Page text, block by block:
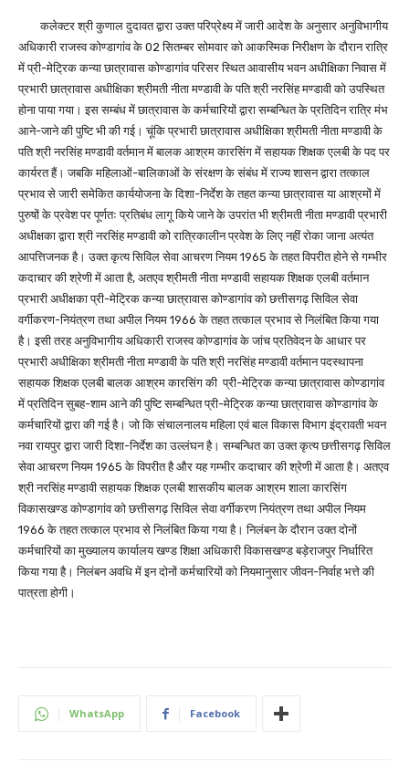
कलेक्टर श्री कुणाल दुदावत द्वारा उक्त परिप्रेक्ष्य में जारी आदेश के अनुसार अनुविभागीय
अधिकारी राजस्व कोण्डागांव के 02 सितम्बर सोमवार को आकस्मिक निरीक्षण के दौरान रात्रि
में प्री-मेट्रिक कन्या छात्रावास कोण्डागांव परिसर स्थित आवासीय भवन अधीक्षिका निवास में
प्रभारी छात्रावास अधीक्षिका श्रीमती नीता मण्डावी के पति श्री नरसिंह मण्डावी को उपस्थित
होना पाया गया। इस सम्बंध में छात्रावास के कर्मचारियों द्वारा सम्बन्धित के प्रतिदिन रात्रि मंभ
आने-जाने की पुष्टि भी की गई। चूंकि प्रभारी छात्रावास अधीक्षिका श्रीमती नीता मण्डावी के
पति श्री नरसिंह मण्डावी वर्तमान में बालक आश्रम कारसिंग में सहायक शिक्षक एलबी के पद पर
कार्यरत हैं। जबकि महिलाओं-बालिकाओं के संरक्षण के संबंध में राज्य शासन द्वारा तत्काल
प्रभाव से जारी समेकित कार्ययोजना के दिशा-निर्देश के तहत कन्या छात्रावास या आश्रमों में
पुरुषों के प्रवेश पर पूर्णतः प्रतिबंध लागू किये जाने के उपरांत भी श्रीमती नीता मण्डावी प्रभारी
अधीक्षका द्वारा श्री नरसिंह मण्डावी को रात्रिकालीन प्रवेश के लिए नहीं रोका जाना अत्यंत
आपत्तिजनक है। उक्त कृत्य सिविल सेवा आचरण नियम 1965 के तहत विपरीत होने से गम्भीर
कदाचार की श्रेणी में आता है, अतएव श्रीमती नीता मण्डावी सहायक शिक्षक एलबी वर्तमान
प्रभारी अधीक्षका प्री-मेट्रिक कन्या छात्रावास कोण्डागांव को छत्तीसगढ़ सिविल सेवा
वर्गीकरण-नियंत्रण तथा अपील नियम 1966 के तहत तत्काल प्रभाव से निलंबित किया गया
है। इसी तरह अनुविभागीय अधिकारी राजस्व कोण्डागांव के जांच प्रतिवेदन के आधार पर
प्रभारी अधीक्षिका श्रीमती नीता मण्डावी के पति श्री नरसिंह मण्डावी वर्तमान पदस्थापना
सहायक शिक्षक एलबी बालक आश्रम कारसिंग की प्री-मेट्रिक कन्या छात्रावास कोण्डागांव
में प्रतिदिन सुबह-शाम आने की पुष्टि सम्बन्धित प्री-मेट्रिक कन्या छात्रावास कोण्डागांव के
कर्मचारियों द्वारा की गई है। जो कि संचालनालय महिला एवं बाल विकास विभाग इंद्रावती भवन
नवा रायपुर द्वारा जारी दिशा-निर्देश का उल्लंघन है। सम्बन्धित का उक्त कृत्य छत्तीसगढ़ सिविल
सेवा आचरण नियम 1965 के विपरीत है और यह गम्भीर कदाचार की श्रेणी में आता है। अतएव
श्री नरसिंह मण्डावी सहायक शिक्षक एलबी शासकीय बालक आश्रम शाला कारसिंग
विकासखण्ड कोण्डागांव को छत्तीसगढ़ सिविल सेवा वर्गीकरण नियंत्रण तथा अपील नियम
1966 के तहत तत्काल प्रभाव से निलंबित किया गया है। निलंबन के दौरान उक्त दोनों
कर्मचारियों का मुख्यालय कार्यालय खण्ड शिक्षा अधिकारी विकासखण्ड बड़ेराजपुर निर्धारित
किया गया है। निलंबन अवधि में इन दोनों कर्मचारियों को नियमानुसार जीवन-निर्वाह भत्ते की
पात्रता होगी।
WhatsApp Facebook